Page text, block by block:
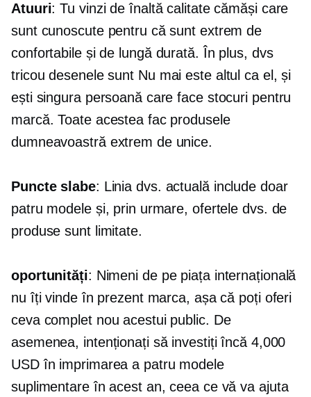
Atuuri: Tu vinzide înaltă calitatecămăși care
sunt cunoscute pentru că sunt extrem de
confortabile șide lungă durată. În plus, dvs
tricou desenele sunt Nu mai este altul ca el, și
ești singura persoană care face stocuri pentru
marcă. Toate acestea fac produsele
dumneavoastră extrem de unice.
Puncte slabe: Linia dvs. actuală include doar
patru modele și, prin urmare, ofertele dvs. de
produse sunt limitate.
oportunități: Nimeni de pe piața internațională
nu îți vinde în prezent marca, așa că poți oferi
ceva complet nou acestui public. De
asemenea, intenționați să investiți încă 4,000
USD în imprimarea a patru modele
suplimentare în acest an, ceea ce vă va ajuta